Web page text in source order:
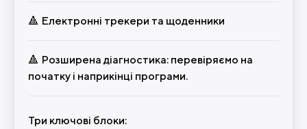
🔺 Електронні трекери та щоденники
🔺 Розширена діагностика: перевіряємо на
початку і наприкінці програми.
Три ключові блоки: